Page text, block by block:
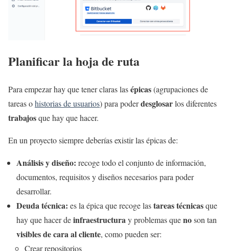
Planificar la hoja de ruta
Para empezar hay que tener claras lasépicas(agrupaciones de
tareas ohistorias de usuarios) para poderdesglosarlos diferentes
trabajosque hay que hacer.
En un proyecto siempre deberías existir las épicas de:
Análisis y diseño: recoge todo el conjunto de información,
documentos, requisitos y diseños necesarios para poder
desarrollar.
Deuda técnica: es la épica que recoge lastareas técnicasque
hay que hacer deinfraestructuray problemas quenoson tan
visibles de cara al cliente, como pueden ser:
Crear repositorios